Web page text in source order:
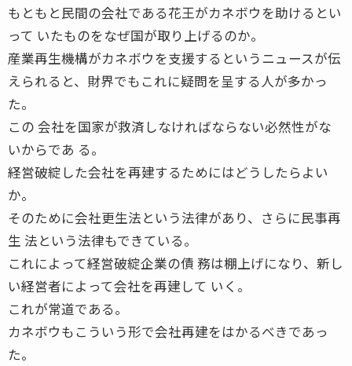
もともと民間の会社である花王がカネボウを助けるとい
って いたものをなぜ国が取り上げるのか。
産業再生機構がカネボウを支援するというニュースが伝
えられると、財界でもこれに疑問を呈する人が多かっ
た。
この 会社を国家が救済しなければならない必然性がな
いからであ る。
経営破綻した会社を再建するためにはどうしたらよい
か。
そのために会社更生法という法律があり、さらに民事再
生 法という法律もできている。
これによって経営破綻企業の債 務は棚上げになり、新し
い経営者によって会社を再建して いく。
これが常道である。
カネボウもこういう形で会社再建をはかるべきであっ
た。